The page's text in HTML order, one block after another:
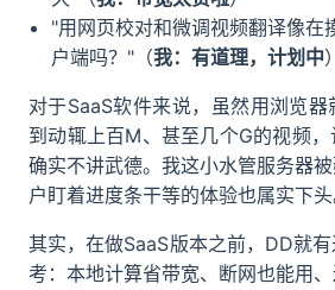
"用网页校对和微调视频翻译像在
户端吗？"（我：有道理，计划中）
对于SaaS软件来说，虽然用浏览
到动辄上百M、甚至几个G的视频
确实不讲武德。我这小水管服务器
户盯着进度条干等的体验也属实下头
其实，在做SaaS版本之前，DD就
考：本地计算省带宽、断网也能用